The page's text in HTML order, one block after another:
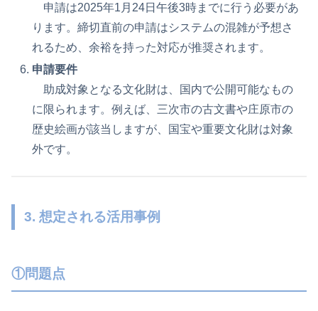
申請は2025年1月24日午後3時までに行う必要があ
ります。締切直前の申請はシステムの混雑が予想さ
れるため、余裕を持った対応が推奨されます。
申請要件
助成対象となる文化財は、国内で公開可能なもの
に限られます。例えば、三次市の古文書や庄原市の
歴史絵画が該当しますが、国宝や重要文化財は対象
外です。
3. 想定される活用事例
①問題点